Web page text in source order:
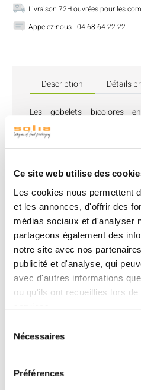
Ce site web utilise des
Les cookies nous permettent
et les annonces, d'offrir des
médias sociaux et d'analyser
partageons également des
notre site avec nos
publicité et d'analyse, qui
avec d'autres informations
ou qu'ils ont recueillies lors
Nécessaires
Préférences
Livraison 72H ouvrées pour les
Appelez-nous : 04 68 64 22 22
Description Détails
Les gobelets bicolores
particulièrement appréciés
événements.
généreuse capacité de 400
pour des jeux comme le
consommation de boissons.
Leur réutilisation permet
divertissement sans fin, et
avec 8 mini balles pour une
complète.